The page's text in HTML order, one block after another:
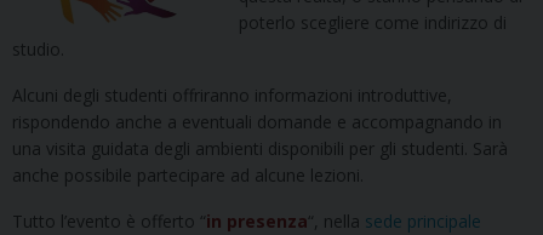
poterlo scegliere come indirizzo di
studio.
Alcuni degli studenti offriranno informazioni introduttive,
rispondendo anche a eventuali domande e accompagnando in
una visita guidata degli ambienti disponibili per gli studenti. Sarà
anche possibile partecipare ad alcune lezioni.
Tutto l’evento è offerto “in presenza“, nella sede principale